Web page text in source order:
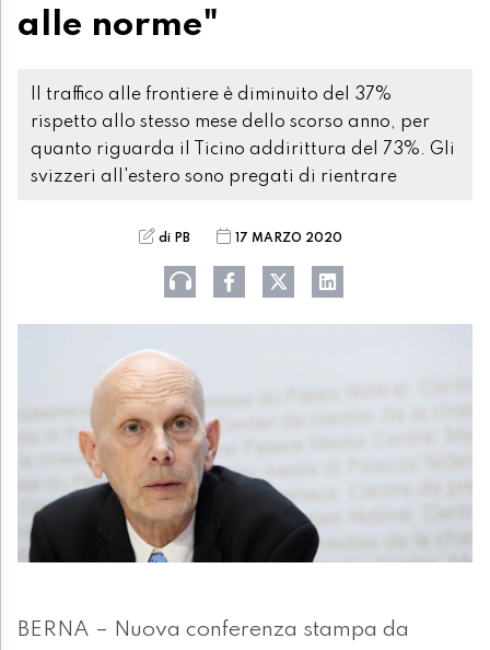
alle norme"
Il traffico alle frontiere è diminuito del 37%
rispetto allo stesso mese dello scorso anno, per
quanto riguarda il Ticino addirittura del 73%. Gli
svizzeri all'estero sono pregati di rientrare
di PB 17 MARZO 2020
BERNA – Nuova conferenza stampa da